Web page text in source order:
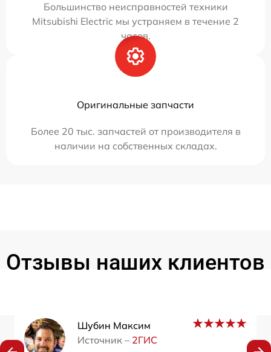
Большинство неисправностей техники
Mitsubishi Electric мы устраняем в течение 2
часов.
Оригинальные запчасти
Более 20 тыс. запчастей от производителя в
наличии на собственных складах.
Отзывы наших клиентов
Шубин Максим
Источник – 2ГИС